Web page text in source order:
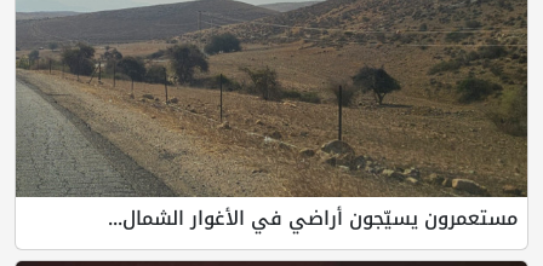
مستعمرون يسيّجون أراضي في الأغوار الشمال...